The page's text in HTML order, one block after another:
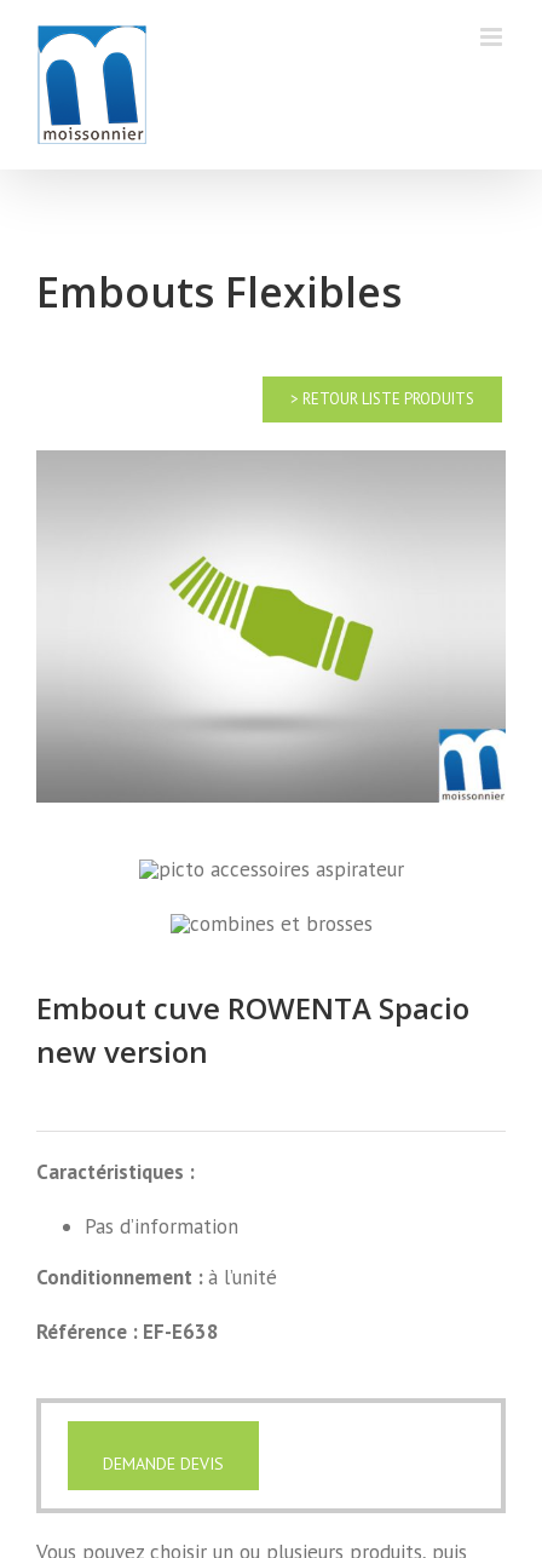
content
Embouts Flexibles
> RETOUR LISTE PRODUITS
Embout cuve ROWENTA Spacio
new version
Caractéristiques :
Pas d’information
Conditionnement :à l’unité
Référence : EF-E638
DEMANDE DEVIS
Vous pouvez choisir un ou plusieurs produits, puis